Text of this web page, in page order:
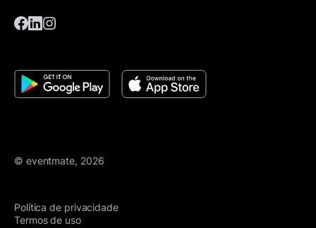
© eventmate, 2026
Política de privacidade
Termos de uso